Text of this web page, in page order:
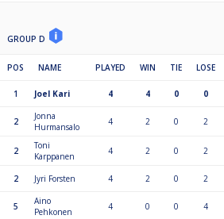
GROUP D
POS NAME PLAYED WIN TIE LOSE
1 Joel Kari 4 4 0 0
2
Jonna
Hurmansalo
4 2 0 2
2
Toni
Karppanen
4 2 0 2
2 Jyri Forsten 4 2 0 2
5
Aino
Pehkonen
4 0 0 4